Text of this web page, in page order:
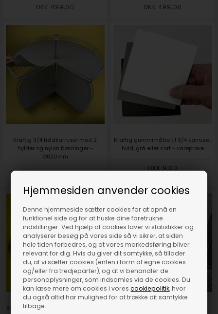
Hjemmesiden anvender cookies
Denne hjemmeside sætter cookies for at opnå en
funktionel side og for at huske dine foretrukne
indstillinger. Ved hjælp af cookies laver vi statistikker og
analyserer besøg på vores side så vi sikrer, at siden
hele tiden forbedres, og at vores markedsføring bliver
relevant for dig. Hvis du giver dit samtykke, så tillader
du, at vi sætter cookies (enten i form af egne cookies
og/eller fra tredjeparter), og at vi behandler de
personoplysninger, som indsamles via de cookies. Du
kan læse mere om cookies i vorescookiepolitik, hvor
du også altid har mulighed for at trække dit samtykke
tilbage.
DKK 499,00 DKK 499,00
Kraftig 3/4 trådkarrusel med 2
hylder og nylon bøsninger -
Ø820mm
Kraftig gummimåtte til 3/4 karrusel,
hvid, grå eller sort - vareprøve
DKK 9,00
Bøsningssæt - reservedel til 3/4 og